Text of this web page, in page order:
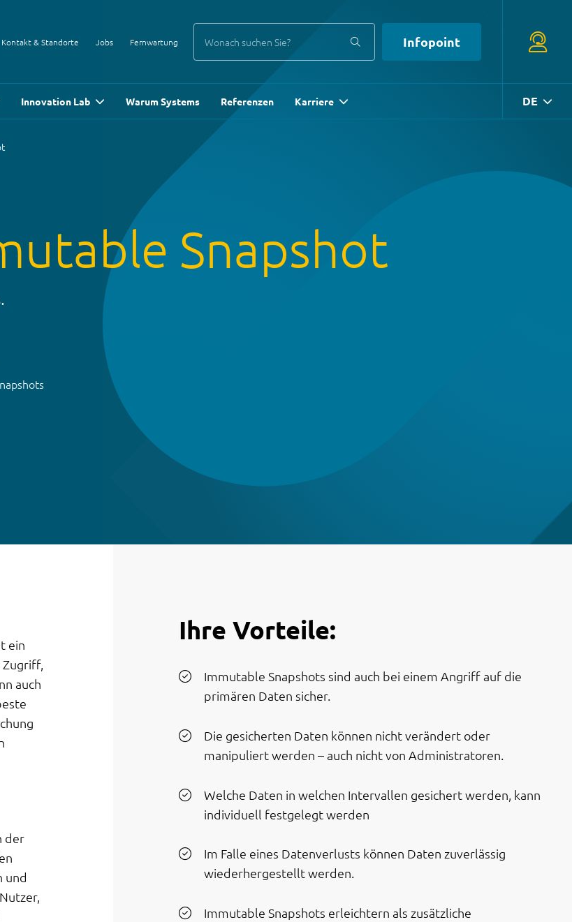
Kontakt & Standorte Jobs Fernwartung Infopoint
service@systems.bz
Innovation Lab Warum Systems Referenzen Karriere DE
Snapshot
ein
Zugriff,
auch
der
und
Ihre Vorteile:
Immutable Snapshots sind auch bei einem Angriff auf die
primären Daten sicher.
Die gesicherten Daten können nicht verändert oder
manipuliert werden – auch nicht von Administratoren.
Welche Daten in welchen Intervallen gesichert werden, kann
individuell festgelegt werden
Im Falle eines Datenverlusts können Daten zuverlässig
wiederhergestellt werden.
Immutable Snapshots erleichtern als zusätzliche